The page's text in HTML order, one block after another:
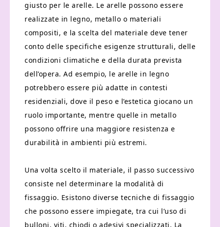
giusto per le arelle. Le arelle possono essere
realizzate in legno, metallo o materiali
compositi, e la scelta del materiale deve tener
conto delle specifiche esigenze strutturali, delle
condizioni climatiche e della durata prevista
dell’opera. Ad esempio, le arelle in legno
potrebbero essere più adatte in contesti
residenziali, dove il peso e l’estetica giocano un
ruolo importante, mentre quelle in metallo
possono offrire una maggiore resistenza e
durabilità in ambienti più estremi.
Una volta scelto il materiale, il passo successivo
consiste nel determinare la modalità di
fissaggio. Esistono diverse tecniche di fissaggio
che possono essere impiegate, tra cui l’uso di
bulloni, viti, chiodi o adesivi specializzati. La